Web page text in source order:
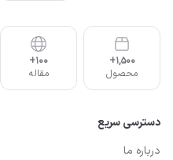
1,500+
محصول
100+
مقاله
دسترسی سریع
درباره ما